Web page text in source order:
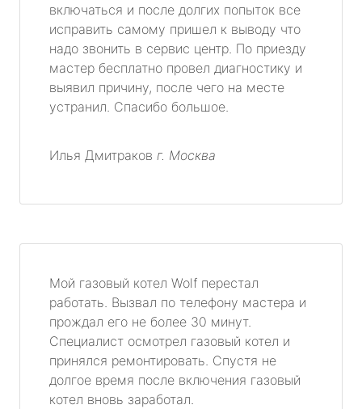
включаться и после долгих попыток все
исправить самому пришел к выводу что
надо звонить в сервис центр. По приезду
мастер бесплатно провел диагностику и
выявил причину, после чего на месте
устранил. Спасибо большое.
Илья Дмитраков г. Москва
Мой газовый котел Wolf перестал
работать. Вызвал по телефону мастера и
прождал его не более 30 минут.
Специалист осмотрел газовый котел и
принялся ремонтировать. Спустя не
долгое время после включения газовый
котел вновь заработал.